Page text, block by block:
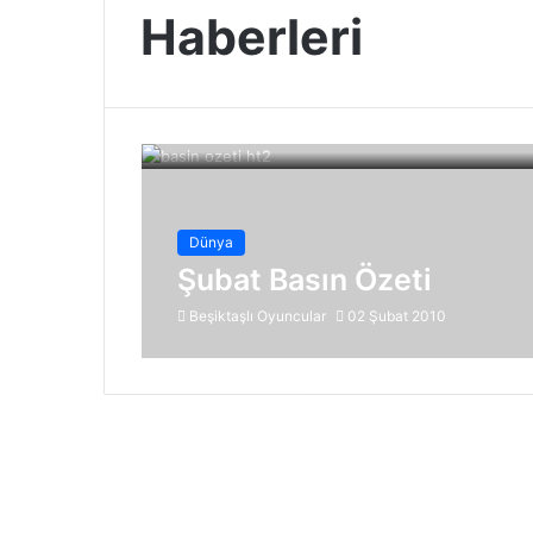
Haberleri
Dünya
Şubat Basın Özeti
Beşiktaşlı Oyuncular 02 Şubat 2010